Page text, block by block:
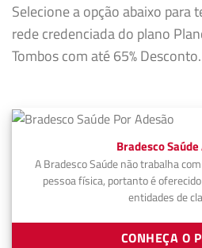
Selecione a opção abaixo para
rede credenciada do plano
Tombos com até 65% Desconto.
Bradesco
A Bradesco Saúde não trabalha
pessoa física, portanto é
entidades de
CONHEÇA O